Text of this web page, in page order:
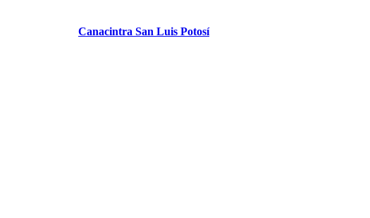
Canacintra San Luis Potosí